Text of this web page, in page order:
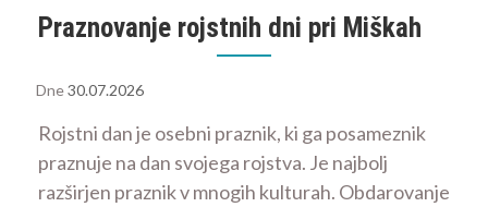
Praznovanje rojstnih dni pri Miškah
Dne30.07.2026
Rojstni dan je osebni praznik, ki ga posameznik
praznuje na dan svojega rojstva. Je najbolj
razširjen praznik v mnogih kulturah. Obdarovanje